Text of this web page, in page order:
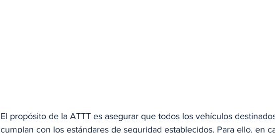
El propósito de la ATTT es asegurar que todos los vehículos
cumplan con los estándares de seguridad establecidos. Para ello, en